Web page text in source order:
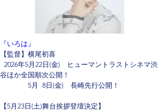
『いろは』
【監督】横尾初喜
谷ほか全国順次公開！
5月  8日(金)　長崎先行公開！
【5月23日(土)舞台挨拶登壇決定】